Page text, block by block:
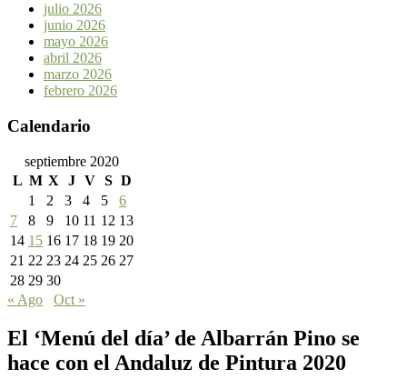
julio 2026
junio 2026
mayo 2026
abril 2026
marzo 2026
febrero 2026
Calendario
septiembre 2020
L M X J V S D
1
2 3 4 5
6
7
8 9 10 11 12 13
14 15 16 17 18 19 20
21 22 23 24 25 26 27
28 29 30
« Ago
Oct »
El ‘Menú del día’ de Albarrán Pino se
hace con el Andaluz de Pintura 2020